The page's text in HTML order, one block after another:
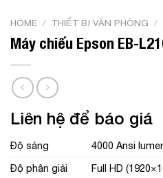
HOME / THIẾT BỊ VĂN PHÒNG /
Máy chiếu Epson EB-
Liên hệ để báo giá
Độ sáng
4000 Ansi
Độ phân giải
Full HD